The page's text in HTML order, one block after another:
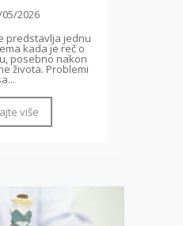
2026
predstavlja jednu
kada je reč o
posebno nakon
života. Problemi
više